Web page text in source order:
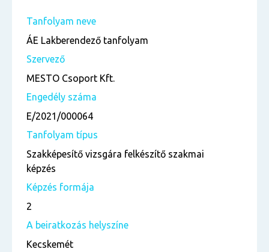
Tanfolyam neve
ÁE Lakberendező tanfolyam
Szervező
MESTO Csoport Kft.
Engedély száma
E/2021/000064
Tanfolyam típus
Szakképesítő vizsgára felkészítő szakmai
képzés
Képzés formája
2
A beiratkozás helyszíne
Kecskemét